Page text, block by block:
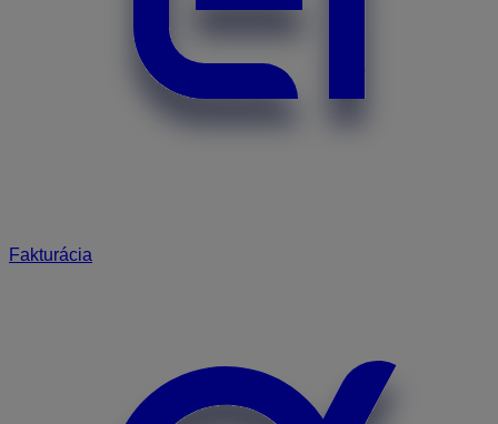
Fakturácia